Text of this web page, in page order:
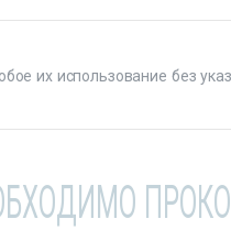
их использование без